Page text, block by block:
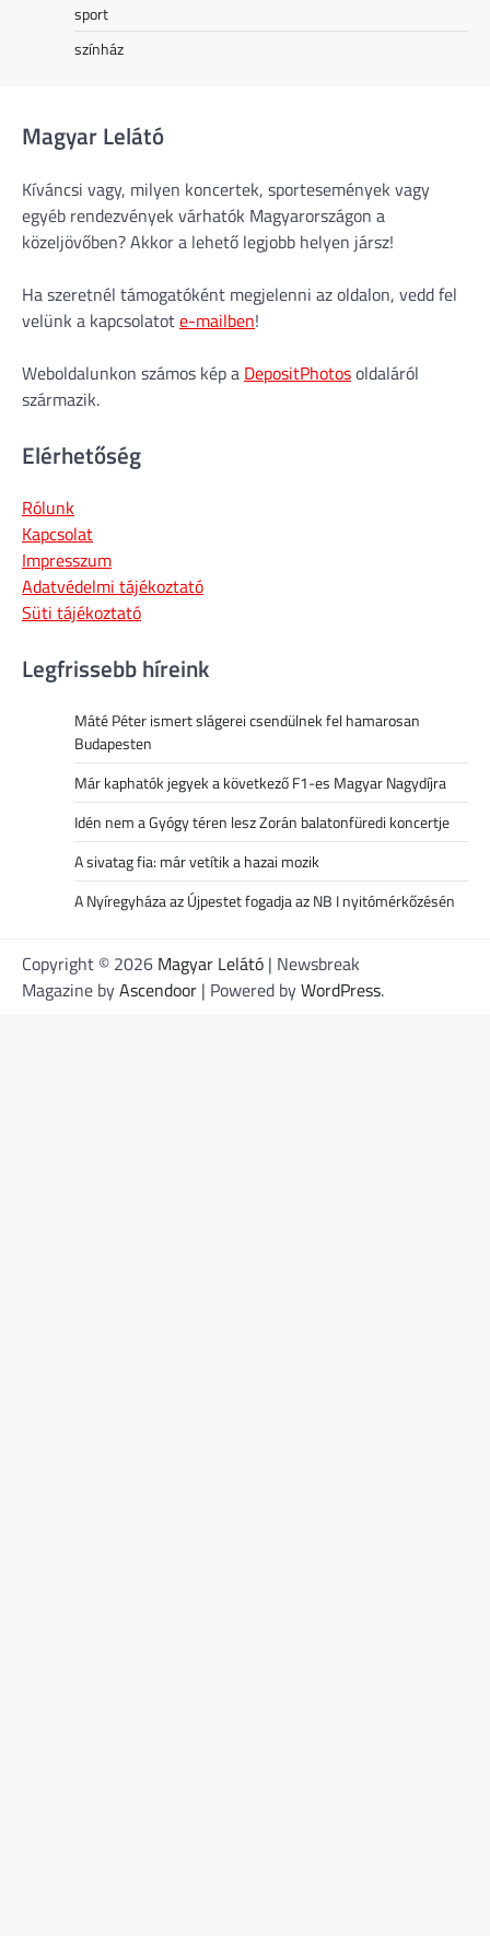
sport
színház
Magyar Lelátó
Kíváncsi vagy, milyen koncertek, sportesemények vagy
egyéb rendezvények várhatók Magyarországon a
közeljövőben? Akkor a lehető legjobb helyen jársz!
Ha szeretnél támogatóként megjelenni az oldalon, vedd fel
velünk a kapcsolatote-mailben!
Weboldalunkon számos kép a DepositPhotosoldaláról
származik.
Elérhetőség
Rólunk
Kapcsolat
Impresszum
Adatvédelmi tájékoztató
Süti tájékoztató
Legfrissebb híreink
Máté Péter ismert slágerei csendülnek fel hamarosan
Budapesten
Már kaphatók jegyek a következő F1-es Magyar Nagydíjra
Idén nem a Gyógy téren lesz Zorán balatonfüredi koncertje
A sivatag fia: már vetítik a hazai mozik
A Nyíregyháza az Újpestet fogadja az NB I nyitómérkőzésén
Copyright © 2026 Magyar Lelátó | Newsbreak
Magazine byAscendoor | Powered byWordPress.